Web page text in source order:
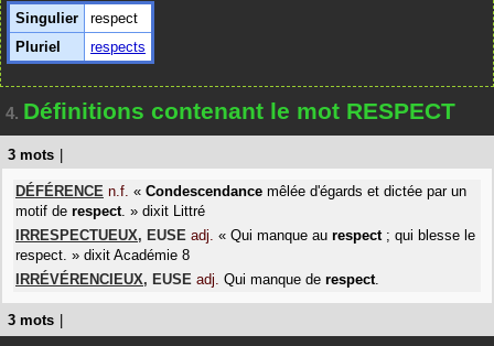
Singulier
respect
Pluriel
respects
4. Définitions contenant le mot RESPECT
3 mots
DÉFÉRENCE n.f. « Condescendance mêlée d'égards et dictée par un
motif de respect. » dixit Littré
IRRESPECTUEUX, EUSE adj. « Qui manque au respect; qui blesse le
respect. » dixit Académie 8
IRRÉVÉRENCIEUX, EUSE adj. Qui manque de respect.
3 mots